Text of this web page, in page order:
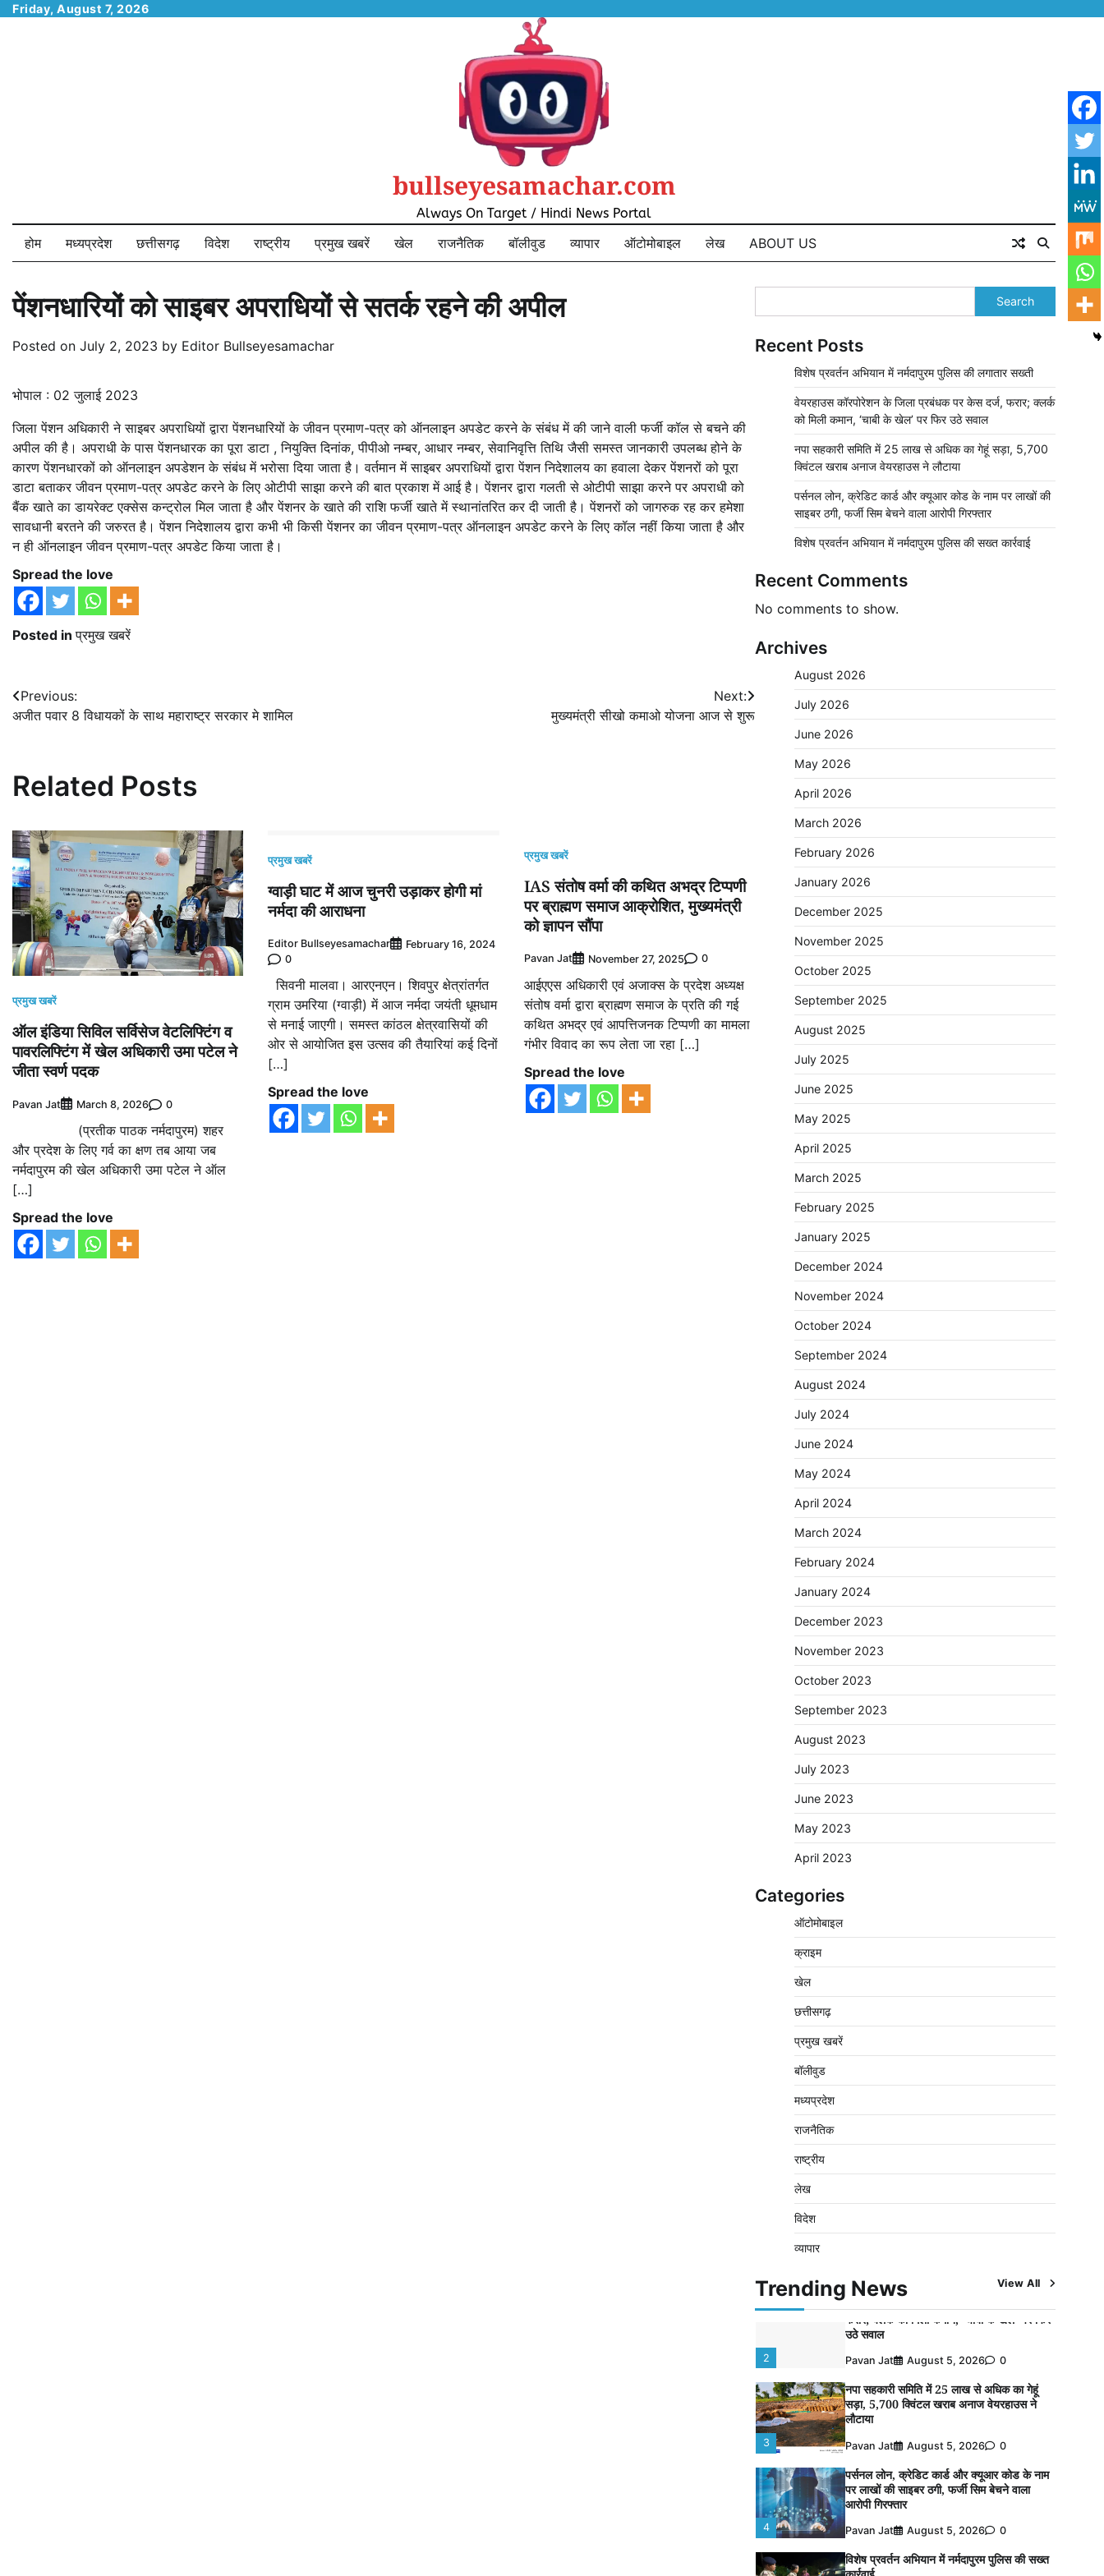
SkipFriday, August 7, 2026
bullseyesamachar.com
Always On Target / Hindi News Portal
होम मध्यप्रदेश छत्तीसगढ़ विदेश राष्ट्रीय प्रमुख खबरें खेल राजनैतिक बॉलीवुड व्यापार ऑटोमोबाइल लेख ABOUT US
पेंशनधारियों को साइबर अपराधियों से सतर्क रहने की अपील
Posted on July 2, 2023 by Editor Bullseyesamachar
भोपाल : 02 जुलाई 2023
जिला पेंशन अधिकारी ने साइबर अपराधियों द्वारा पेंशनधारियों के जीवन प्रमाण-पत्र को ऑनलाइन अपडेट करने के संबंध में की जाने वाली फर्जी कॉल से बचने की
अपील की है। अपराधी के पास पेंशनधारक का पूरा डाटा , नियुक्ति दिनांक, पीपीओ नम्बर, आधार नम्बर, सेवानिवृत्ति तिथि जैसी समस्त जानकारी उपलब्ध होने के
कारण पेंशनधारकों को ऑनलाइन अपडेशन के संबंध में भरोसा दिया जाता है। वर्तमान में साइबर अपराधियों द्वारा पेंशन निदेशालय का हवाला देकर पेंशनरों को पूरा
डाटा बताकर जीवन प्रमाण-पत्र अपडेट करने के लिए ओटीपी साझा करने की बात प्रकाश में आई है। पेंशनर द्वारा गलती से ओटीपी साझा करने पर अपराधी को
बैंक खाते का डायरेक्ट एक्सेस कन्ट्रोल मिल जाता है और पेंशनर के खाते की राशि फर्जी खाते में स्थानांतरित कर दी जाती है। पेंशनरों को जागरुक रह कर हमेशा
सावधानी बरतने की जरुरत है। पेंशन निदेशालय द्वारा कभी भी किसी पेंशनर का जीवन प्रमाण-पत्र ऑनलाइन अपडेट करने के लिए कॉल नहीं किया जाता है और
न ही ऑनलाइन जीवन प्रमाण-पत्र अपडेट किया जाता है।
Spread the love
Posted inप्रमुख खबरें
Post
navigation
Previous:
अजीत पवार 8 विधायकों के साथ महाराष्ट्र सरकार मे शामिल
Next:
मुख्यमंत्री सीखो कमाओ योजना आज से शुरू
Related Posts
प्रमुख खबरें
ऑल इंडिया सिविल सर्विसेज वेटलिफ्टिंग व
पावरलिफ्टिंग में खेल अधिकारी उमा पटेल ने
जीता स्वर्ण पदक
Pavan Jat March 8, 2026 0
(प्रतीक पाठक नर्मदापुरम) शहर
और प्रदेश के लिए गर्व का क्षण तब आया जब
नर्मदापुरम की खेल अधिकारी उमा पटेल ने ऑल
[…]
Spread the love
प्रमुख खबरें
ग्वाड़ी घाट में आज चुनरी उड़ाकर होगी मां
नर्मदा की आराधना
Editor Bullseyesamachar
February 16, 2024
0
सिवनी मालवा। आरएनएन। शिवपुर क्षेत्रांतर्गत
ग्राम उमरिया (ग्वाड़ी) में आज नर्मदा जयंती धूमधाम
से मनाई जाएगी। समस्त कांठल क्षेत्रवासियों की
ओर से आयोजित इस उत्सव की तैयारियां कई दिनों
[…]
Spread the love
प्रमुख खबरें
IAS संतोष वर्मा की कथित अभद्र टिप्पणी
पर ब्राह्मण समाज आक्रोशित, मुख्यमंत्री
को ज्ञापन सौंपा
Pavan Jat November 27, 2025 0
आईएएस अधिकारी एवं अजाक्स के प्रदेश अध्यक्ष
संतोष वर्मा द्वारा ब्राह्मण समाज के प्रति की गई
कथित अभद्र एवं आपत्तिजनक टिप्पणी का मामला
गंभीर विवाद का रूप लेता जा रहा […]
Spread the love
Search
Recent Posts
विशेष प्रवर्तन अभियान में नर्मदापुरम पुलिस की लगातार सख्ती
वेयरहाउस कॉरपोरेशन के जिला प्रबंधक पर केस दर्ज, फरार; क्लर्क
को मिली कमान, ‘चाबी के खेल’ पर फिर उठे सवाल
नपा सहकारी समिति में 25 लाख से अधिक का गेहूं सड़ा, 5,700
क्विंटल खराब अनाज वेयरहाउस ने लौटाया
पर्सनल लोन, क्रेडिट कार्ड और क्यूआर कोड के नाम पर लाखों की
साइबर ठगी, फर्जी सिम बेचने वाला आरोपी गिरफ्तार
विशेष प्रवर्तन अभियान में नर्मदापुरम पुलिस की सख्त कार्रवाई
Recent Comments
No comments to show.
Archives
August 2026
July 2026
June 2026
May 2026
April 2026
March 2026
February 2026
January 2026
December 2025
November 2025
October 2025
September 2025
August 2025
July 2025
June 2025
May 2025
April 2025
March 2025
February 2025
January 2025
December 2024
November 2024
October 2024
September 2024
August 2024
July 2024
June 2024
May 2024
April 2024
March 2024
February 2024
January 2024
December 2023
November 2023
October 2023
September 2023
August 2023
July 2023
June 2023
May 2023
April 2023
Categories
ऑटोमोबाइल
क्राइम
खेल
छत्तीसगढ़
प्रमुख खबरें
बॉलीवुड
मध्यप्रदेश
राजनैतिक
राष्ट्रीय
लेख
विदेश
व्यापार
Trending News View All
उठे सवाल
Pavan Jat August 5, 2026 0
नपा सहकारी समिति में 25 लाख से अधिक का गेहूं
लौटाया
कार्रवाई
Pavan Jat August 5, 2026 0
विशेष प्रवर्तन अभियान में नर्मदापुरम पुलिस की
0
2
फरार; क्लर्क को मिली कमान, ‘चाबी के खेल’ पर फिर
उठे सवाल
Pavan Jat August 5, 2026 0
3
नपा सहकारी समिति में 25 लाख से अधिक का गेहूं
सड़ा, 5,700 क्विंटल खराब अनाज वेयरहाउस ने
लौटाया
Pavan Jat August 5, 2026 0
4
पर्सनल लोन, क्रेडिट कार्ड और क्यूआर कोड के नाम
पर लाखों की साइबर ठगी, फर्जी सिम बेचने वाला
आरोपी गिरफ्तार
Pavan Jat August 5, 2026 0
विशेष प्रवर्तन अभियान में नर्मदापुरम पुलिस की सख्त